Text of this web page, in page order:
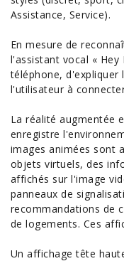
Assistance, Service).
En mesure de
l'assistant vocal « Hey
téléphone, d'expliquer
l'utilisateur à
La réalité augmentée
enregistre l'
images animées sont
objets virtuels, des
affichés sur l'image
panneaux de
recommandations de
de logements. Ces
Un affichage tête